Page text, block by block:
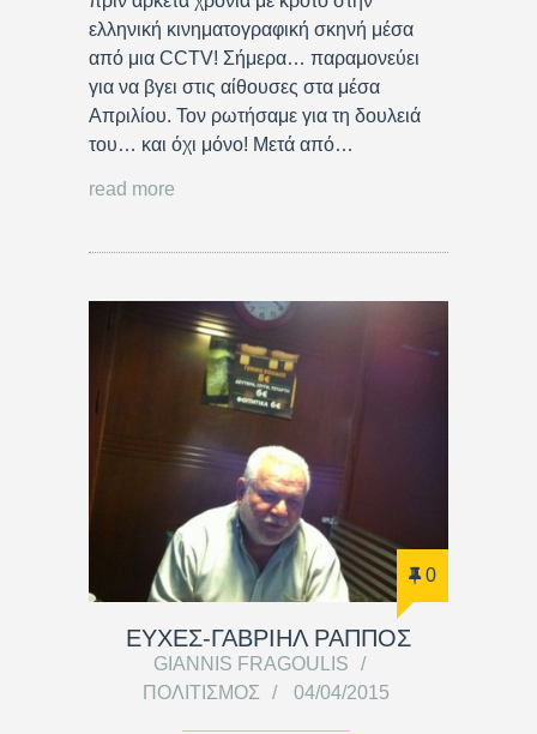
ελληνική κινηματογραφική σκηνή μέσα
από μια CCTV! Σήμερα… παραμονεύει
για να βγει στις αίθουσες στα μέσα
Απριλίου. Τον ρωτήσαμε για τη δουλειά
του… και όχι μόνο! Μετά από…
read more
0
ΕΥΧΕΣ-ΓΑΒΡΙΗΛ ΡΑΠΠΟΣ
GIANNIS FRAGOULIS
ΠΟΛΙΤΙΣΜΌΣ
04/04/2015